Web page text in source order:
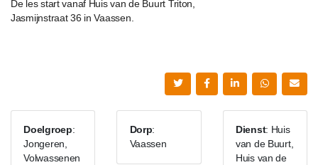
De les start vanaf Huis van de Buurt Triton,
Jasmijnstraat 36 in Vaassen.
Doelgroep:
Jongeren,
Volwassenen
Dorp:
Vaassen
Dienst: Huis
van de Buurt,
Huis van de